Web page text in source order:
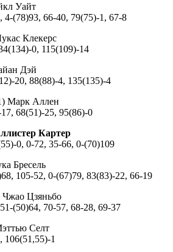
Уайт
4-(78)93, 66-40, 79(75)-1, 67-8
Клекерс
0, 115(109)-14
Дэй
20, 88(88)-4, 135(135)-4
Марк Аллен
68(51)-25, 95(86)-0
Картер
0, 0-72, 35-66, 0-(70)109
Бресель
105-52, 0-(67)79, 83(83)-22, 66-19
Чжао Цзяньбо
(50)64, 70-57, 68-28, 69-37
Селт
106(51,55)-1